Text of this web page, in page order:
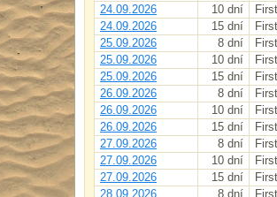
24.09.2026
10 dní
24.09.2026
15 dní
25.09.2026
8 dní
25.09.2026
10 dní
25.09.2026
15 dní
26.09.2026
8 dní
26.09.2026
10 dní
26.09.2026
15 dní
27.09.2026
8 dní
27.09.2026
10 dní
27.09.2026
15 dní
28.09.2026
8 dní